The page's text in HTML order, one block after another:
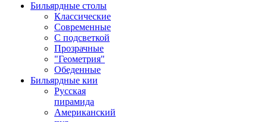
Бильярдные столы
Классические
Современные
С подсветкой
Прозрачные
"Геометрия"
Обеденные
Бильярдные кии
Русская
пирамида
Американский